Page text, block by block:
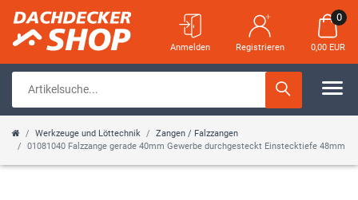
Anmelden Registrieren
0
0,00 EUR
Werkzeuge und Löttechnik
Zangen / Falzzangen
01081040 Falzzange gerade 40mm Gewerbe durchgesteckt Einstecktiefe 48mm